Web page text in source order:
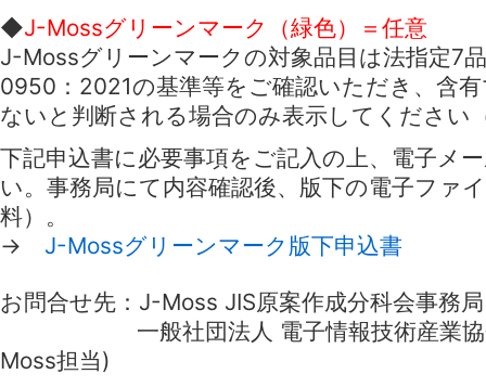
◆J-Mossグリーンマーク（緑色）＝任意
J-Mossグリーンマークの対象品目は法指定7
0950：2021の基準等をご確認いただき、含
ないと判断される場合のみ表示してください
下記申込書に必要事項をご記入の上、電子メ
い。事務局にて内容確認後、版下の電子ファ
料）。
→ J-Mossグリーンマーク版下申込書
お問合せ先：J-Moss JIS原案作成分科会事務局
一般社団法人 電子情報技術産業協
Moss担当)